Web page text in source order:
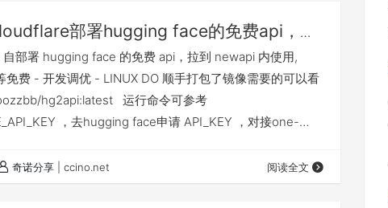
部署hugging face的免费api，可
，免费使用Qwen2.5 72B等模型
部署 hugging face 的免费 api，拉到 newapi 内使用,
免费 - 开发调优 - LINUX DO 顺手打包了镜像需要的可以看
hg2api:latest 运行命令可参考
，去hugging face申请 API_KEY ，对接one-
奇诺分享 | ccino.net 阅读全文